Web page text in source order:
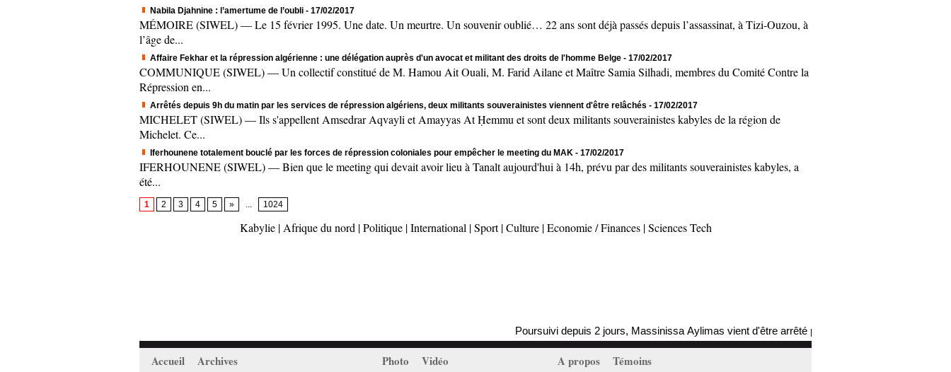
Nabila Djahnine : l’amertume de l’oubli - 17/02/2017
MÉMOIRE (SIWEL) — Le 15 février 1995. Une date. Un meurtre. Un souvenir oublié… 22 ans sont déjà passés depuis l’assassinat, à Tizi-Ouzou, à
l’âge de...
Affaire Fekhar et la répression algérienne : une délégation auprès d'un avocat et militant des droits de l'homme Belge - 17/02/2017
COMMUNIQUE (SIWEL) — Un collectif constitué de M. Hamou Ait Ouali, M. Farid Ailane et Maître Samia Silhadi, membres du Comité Contre la
Répression en...
Arrêtés depuis 9h du matin par les services de répression algériens, deux militants souverainistes viennent d'être relâchés - 17/02/2017
MICHELET (SIWEL) — Ils s'appellent Amsedrar Aqvayli et Amayyas At Ḥemmu et sont deux militants souverainistes kabyles de la région de
Michelet. Ce...
Iferhounene totalement bouclé par les forces de répression coloniales pour empêcher le meeting du MAK - 17/02/2017
IFERHOUNENE (SIWEL) — Bien que le meeting qui devait avoir lieu à Tanalt aujourd'hui à 14h, prévu par des militants souverainistes kabyles, a
été...
1 2 3 4 5 » 1024
Kabylie | Afrique du nord |Politique |International |Sport |Culture |Economie / Finances |Sciences Tech
Poursuivi depuis 2 jours, Massinissa Aylimas vient d'être arrêté par les autorités coloniales (mis à jour)
Accueil Archives Photo Vidéo A propos Témoins